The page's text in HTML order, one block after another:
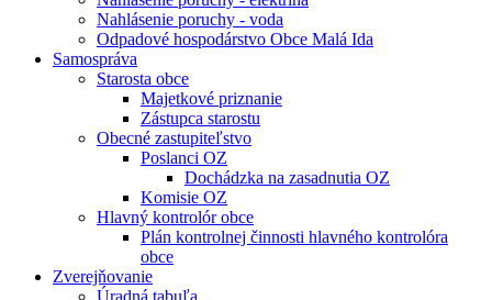
Nahlásenie poruchy - voda
Odpadové hospodárstvo Obce Malá Ida
Samospráva
Starosta obce
Majetkové priznanie
Zástupca starostu
Obecné zastupiteľstvo
Poslanci OZ
Dochádzka na zasadnutia OZ
Komisie OZ
Hlavný kontrolór obce
Plán kontrolnej činnosti hlavného kontrolóra
obce
Zverejňovanie
Úradná tabuľa